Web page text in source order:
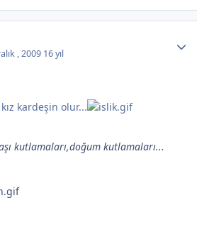
, 2009 16 yıl
kardeşin olur...
kutlamaları,doğum kutlamaları...